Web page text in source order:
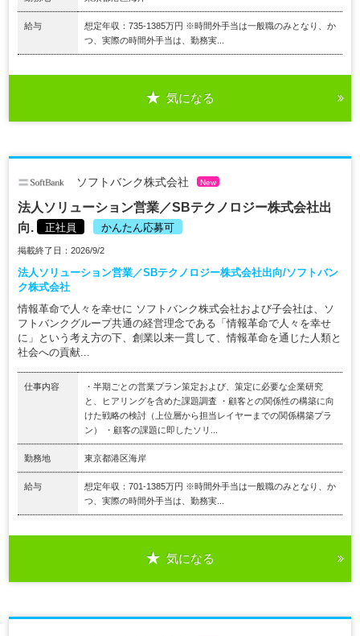
給与
想定年収：735-1385万円 ※時間外手当は一般職のみとなり、か
つ、実際の時間外手当は、勤務実...
気になる
ソフトバンク株式会社 New
法人ソリューション営業／SBテクノロジー株式会社出
向.
正社員 かんたん応募可
掲載終了日：2026/9/2
法人ソリューション営業／SBテクノロジー株式会社出向/ソフトバン
ク株式会社
情報革命で人々を幸せに ソフトバンク株式会社および子会社は、ソ
フトバンクグループ共通の経営理念である「情報革命で人々を幸せ
に」という考え方の下、創業以来一貫して、情報革命を通じた人類と
社会への貢献...
仕事内容
・半期ごとの営業プラン策定および、策定に必要な企業研究
と、ヒアリングを含めた課題調査 ・顧客との関係性の構築に向
けた戦略の検討（上位層から担当レイヤーまでの関係構築プラ
ン） ・顧客の課題に即したソリ...
勤務地 東京都港区海岸
給与
想定年収：701-1385万円 ※時間外手当は一般職のみとなり、か
つ、実際の時間外手当は、勤務実...
気になる